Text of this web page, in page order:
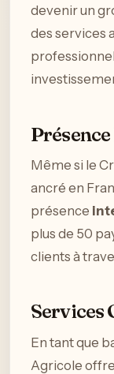
devenir un
des services
Même si le
ancré en
présence
plus de 50
clients à
Services
En tant que
Agricole